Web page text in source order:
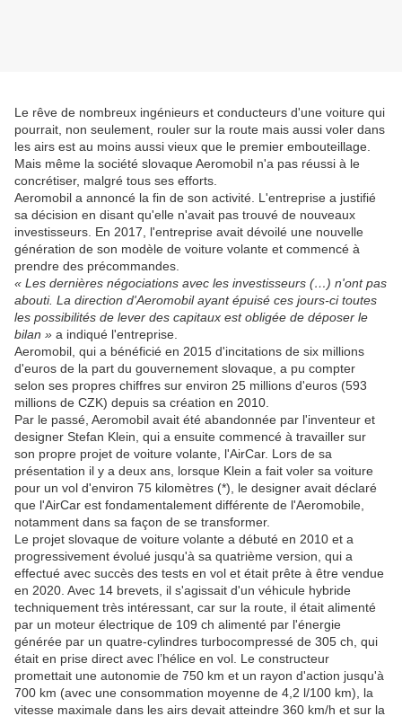
Le rêve de nombreux ingénieurs et conducteurs d'une voiture qui
pourrait, non seulement, rouler sur la route mais aussi voler dans
les airs est au moins aussi vieux que le premier embouteillage.
Mais même la société slovaque Aeromobil n'a pas réussi à le
concrétiser, malgré tous ses efforts.
Aeromobil a annoncé la fin de son activité. L'entreprise a justifié
sa décision en disant qu'elle n'avait pas trouvé de nouveaux
investisseurs. En 2017, l'entreprise avait dévoilé une nouvelle
génération de son modèle de voiture volante et commencé à
prendre des précommandes.
« Les dernières négociations avec les investisseurs (…) n'ont pas
abouti. La direction d'Aeromobil ayant épuisé ces jours-ci toutes
les possibilités de lever des capitaux est obligée de déposer le
bilan » a indiqué l'entreprise.
Aeromobil, qui a bénéficié en 2015 d'incitations de six millions
d'euros de la part du gouvernement slovaque, a pu compter
selon ses propres chiffres sur environ 25 millions d'euros (593
millions de CZK) depuis sa création en 2010.
Par le passé, Aeromobil avait été abandonnée par l'inventeur et
designer Stefan Klein, qui a ensuite commencé à travailler sur
son propre projet de voiture volante, l'AirCar. Lors de sa
présentation il y a deux ans, lorsque Klein a fait voler sa voiture
pour un vol d'environ 75 kilomètres (*), le designer avait déclaré
que l'AirCar est fondamentalement différente de l'Aeromobile,
notamment dans sa façon de se transformer.
Le projet slovaque de voiture volante a débuté en 2010 et a
progressivement évolué jusqu'à sa quatrième version, qui a
effectué avec succès des tests en vol et était prête à être vendue
en 2020. Avec 14 brevets, il s'agissait d'un véhicule hybride
techniquement très intéressant, car sur la route, il était alimenté
par un moteur électrique de 109 ch alimenté par l'énergie
générée par un quatre-cylindres turbocompressé de 305 ch, qui
était en prise direct avec l’hélice en vol. Le constructeur
promettait une autonomie de 750 km et un rayon d'action jusqu'à
700 km (avec une consommation moyenne de 4,2 l/100 km), la
vitesse maximale dans les airs devait atteindre 360 km/h et sur la